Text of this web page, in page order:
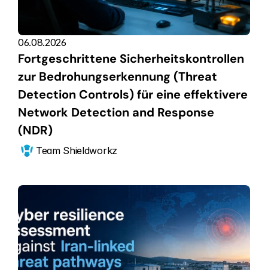
06.08.2026
Fortgeschrittene Sicherheitskontrollen
zur Bedrohungserkennung (Threat
Detection Controls) für eine effektivere
Network Detection and Response
(NDR)
Team Shieldworkz